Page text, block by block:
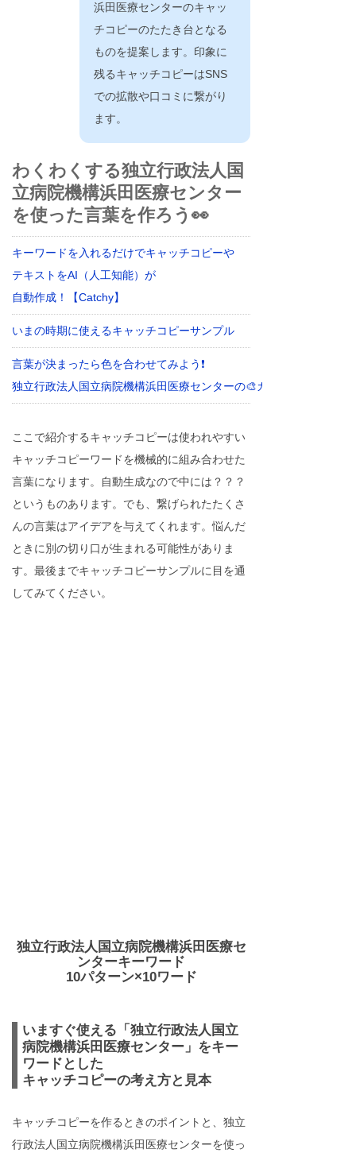
浜田医療センターのキャッ
チコピーのたたき台となる
ものを提案します。印象に
残るキャッチコピーはSNS
での拡散や口コミに繋がり
ます。
わくわくする独立行政法人国
立病院機構浜田医療センター
を使った言葉を作ろう👀
キーワードを入れるだけでキャッチコピーや
テキストをAI（人工知能）が
自動作成！【Catchy】
いまの時期に使えるキャッチコピーサンプル
言葉が決まったら色を合わせてみよう❗
独立行政法人国立病院機構浜田医療センターの🎨カラーイメージ探し
ここで紹介するキャッチコピーは使われやすい
キャッチコピーワードを機械的に組み合わせた
言葉になります。自動生成なので中には？？？
というものあります。でも、繋げられたたくさ
んの言葉はアイデアを与えてくれます。悩んだ
ときに別の切り口が生まれる可能性がありま
す。最後までキャッチコピーサンプルに目を通
してみてください。
独立行政法人国立病院機構浜田医療セ
ンターキーワード
10パターン×10ワード
いますぐ使える「独立行政法人国立
病院機構浜田医療センター」をキー
ワードとした
キャッチコピーの考え方と見本
キャッチコピーを作るときのポイントと、独立
行政法人国立病院機構浜田医療センターを使っ